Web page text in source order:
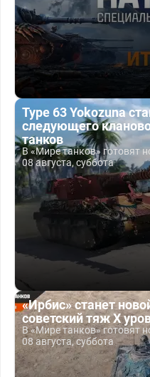
Type 63 Yokozuna
следующего
танков
В «Мире танков» готовят
08 августа, суббота
«Ирбис» станет
советский тяж X
В «Мире танков» готовят
08 августа, суббота